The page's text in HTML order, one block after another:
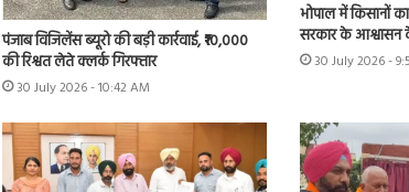
पंजाब विजिलेंस ब्यूरो की बड़ी कार्रवाई, ₹10,000
की रिश्वत लेते क्लर्क गिरफ्तार
30 July 2026 - 10:42 AM
भोपाल में किसानों
सरकार के आश्वासन
30 July 2026 -